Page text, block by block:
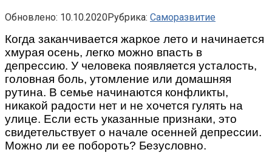
Обновлено: 10.10.2020Рубрика: Саморазвитие
Когда заканчивается жаркое лето и начинается
хмурая осень, легко можно впасть в
депрессию. У человека появляется усталость,
головная боль, утомление или домашняя
рутина. В семье начинаются конфликты,
никакой радости нет и не хочется гулять на
улице. Если есть указанные признаки, это
свидетельствует о начале осенней депрессии.
Можно ли ее побороть? Безусловно.